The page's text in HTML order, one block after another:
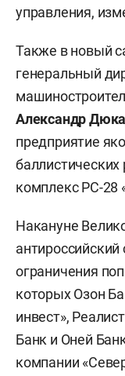
управления,
Также в новый
генеральный
Александр
предприятие
комплекс РС-28
Накануне
ограничения
которых Озон
инвест»,
Банк и Оней
компании